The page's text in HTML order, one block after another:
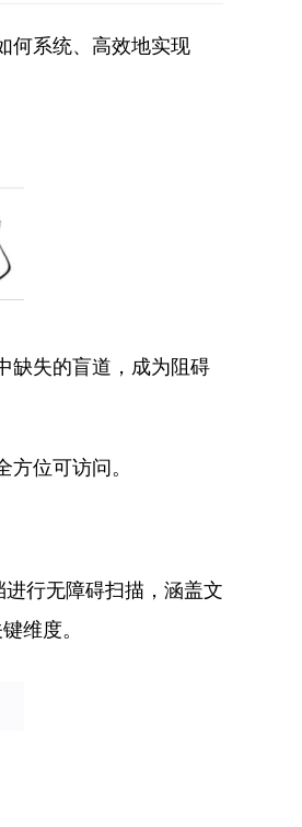
何系统、高效地实现
缺失的盲道，成为阻碍
位可访问。
行无障碍扫描，涵盖文
维度。